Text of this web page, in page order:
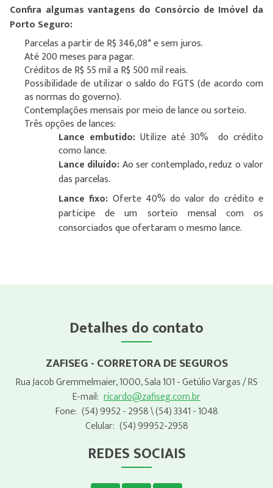
Confira algumas vantagens do Consórcio de Imóvel da
Porto Seguro:
Parcelas a partir de R$ 346,08* e sem juros.
Até 200 meses para pagar.
Créditos de R$ 55 mil a R$ 500 mil reais.
Possibilidade de utilizar o saldo do FGTS (de acordo com
as normas do governo).
Contemplações mensais por meio de lance ou sorteio.
Três opções de lances:
Lance embutido: Utilize até 30% do crédito
como lance.
Lance diluído:Ao ser contemplado, reduz o valor
das parcelas.
Lance fixo: Oferte 40% do valor do crédito e
participe de um sorteio mensal com os
consorciados que ofertaram o mesmo lance.
Detalhes do contato
ZAFISEG - CORRETORA DE SEGUROS
Rua Jacob Gremmelmaier, 1000, Sala 101 - Getúlio Vargas / RS
E-mail: ricardo@zafiseg.com.br
Fone: (54) 9952 - 2958\ (54) 3341 - 1048
Celular: (54) 99952-2958
REDES SOCIAIS